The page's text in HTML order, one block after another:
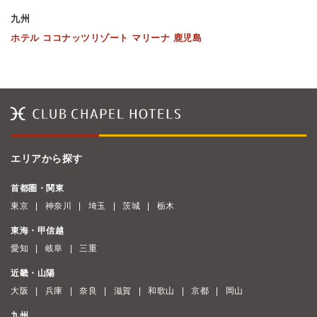
九州
ホテル ココナッツリゾート マリーナ 鹿児島
エリアから探す
首都圏・関東
東京
神奈川 埼玉 茨城 栃木
東海・甲信越
愛知
岐阜 三重
近畿・山陽
大阪
兵庫 奈良 滋賀 和歌山 京都 岡山